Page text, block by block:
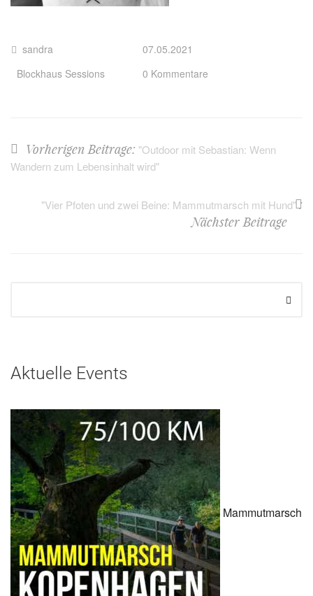
sandra
Blockhaus Sessions
07.05.2021
0 Kommentare
Vorherigen Beitrage: "Outdoor mit Sebastian: Wenn
Wandern zum Lebensinhalt wird"
"Vier Pfoten und zwei Beine: Mammutmarsch mit Hund" :
Nächster Beitrage
Aktuelle Events
Mammutmarsch